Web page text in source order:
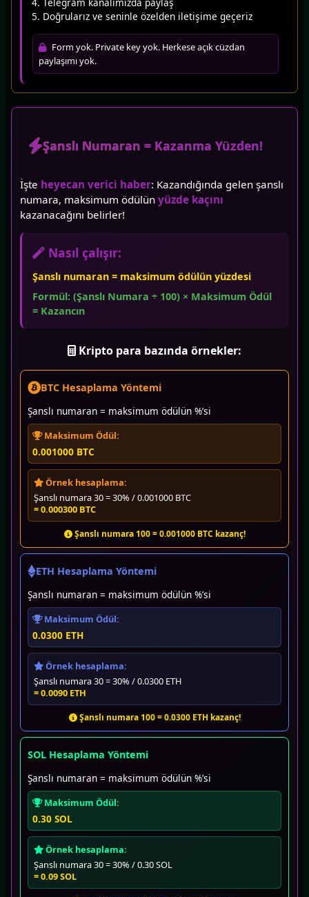
Doğrularız ve seninle özelden iletişime geçeriz
Form yok. Private key yok. Herkese açık cüzdan
paylaşımı yok.
Şanslı Numaran = Kazanma Yüzden!
İşte heyecan verici haber: Kazandığında gelen şanslı
numara, maksimum ödülün yüzde kaçını
kazanacağını belirler!
Nasıl çalışır:
Şanslı numaran = maksimum ödülün yüzdesi
Formül: (Şanslı Numara ÷ 100) × Maksimum Ödül
= Kazancın
Kripto para bazında örnekler:
BTC Hesaplama Yöntemi
Şanslı numaran = maksimum ödülün %’si
Maksimum Ödül:
0.001000 BTC
Örnek hesaplama:
Şanslı numara 30 = 30% / 0.001000 BTC
= 0.000300 BTC
Şanslı numara 100 = 0.001000 BTC kazanç!
ETH Hesaplama Yöntemi
Şanslı numaran = maksimum ödülün %’si
Maksimum Ödül:
0.0300 ETH
Örnek hesaplama:
Şanslı numara 30 = 30% / 0.0300 ETH
= 0.0090 ETH
Şanslı numara 100 = 0.0300 ETH kazanç!
SOL Hesaplama Yöntemi
Şanslı numaran = maksimum ödülün %’si
Maksimum Ödül:
0.30 SOL
Örnek hesaplama:
Şanslı numara 30 = 30% / 0.30 SOL
= 0.09 SOL